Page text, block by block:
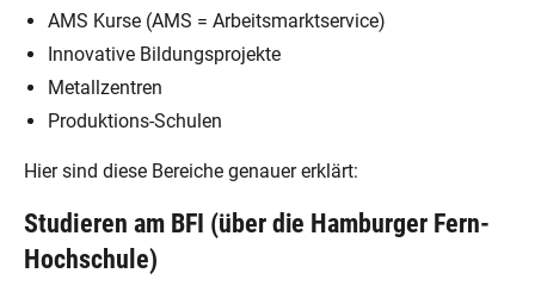
AMS Kurse (AMS = Arbeitsmarktservice)
Innovative Bildungsprojekte
Metallzentren
Produktions-Schulen
Hier sind diese Bereiche genauer erklärt:
Studieren am BFI (über die Hamburger Fern-
Hochschule)